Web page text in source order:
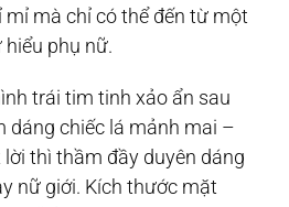
mỉ mà chỉ có thể đến từ một
phụ nữ.
trái tim tinh xảo ẩn sau
dáng chiếc lá mảnh mai –
thì thầm đầy duyên dáng
nữ giới. Kích thước mặt